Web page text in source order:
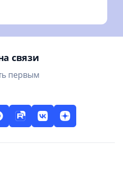
ответами. Ребусы.
Шарады.
связи
первым